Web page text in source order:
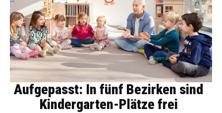
Aufgepasst: In fünf Bezirken sind
Kindergarten-Plätze frei